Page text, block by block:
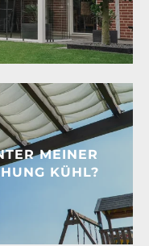
MEINER
KÜHL?